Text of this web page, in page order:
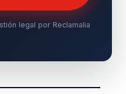
legal por Reclamalia